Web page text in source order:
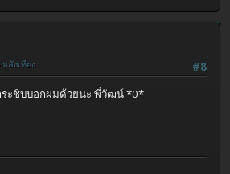
#8
ลังเที่ยง
ระชิบบอกผมด้วยนะ พี่วัฒน์ *0*